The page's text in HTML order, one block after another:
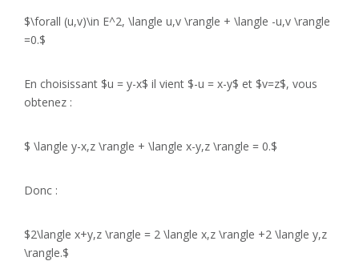
$\forall (u,v)\in E^2, \langle u,v \rangle + \langle -u,v \rangle
=0.$
En choisissant $u = y-x$ il vient $-u = x-y$ et $v=z$, vous
obtenez :
$ \langle y-x,z \rangle + \langle x-y,z \rangle = 0.$
Donc :
$2\langle x+y,z \rangle = 2 \langle x,z \rangle +2 \langle y,z
\rangle.$